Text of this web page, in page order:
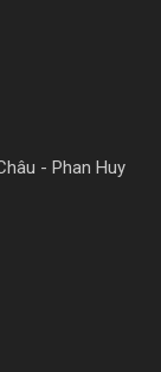
- Phan Huy